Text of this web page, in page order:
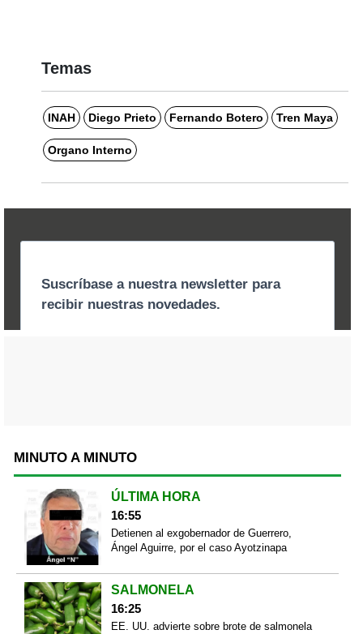
Temas
INAH Diego Prieto Fernando Botero Tren Maya
Organo Interno
MINUTO A MINUTO
ÚLTIMA HORA
16:55
Detienen al exgobernador de Guerrero,
Ángel Aguirre, por el caso Ayotzinapa
SALMONELA
16:25
EE. UU. advierte sobre brote de salmonela